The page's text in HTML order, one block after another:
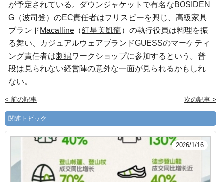
が予定されている。
ダウンジャケット で有名なBOSIDEN
G （波司登）のEC責任者はフリスビーを興じ、高級家具
ブランド Macalline （紅星美凱龍）の執行役員は料理を振
る舞い、カジュアルウェアブランドGUESSのマーケティ
ング責任者は刺繍ワークショップに参加するという。普
段は見られない経営陣の意外な一面が見られるかもしれ
ない。
< 前の記事 次の記事 >
関連トピック
2026/1/16